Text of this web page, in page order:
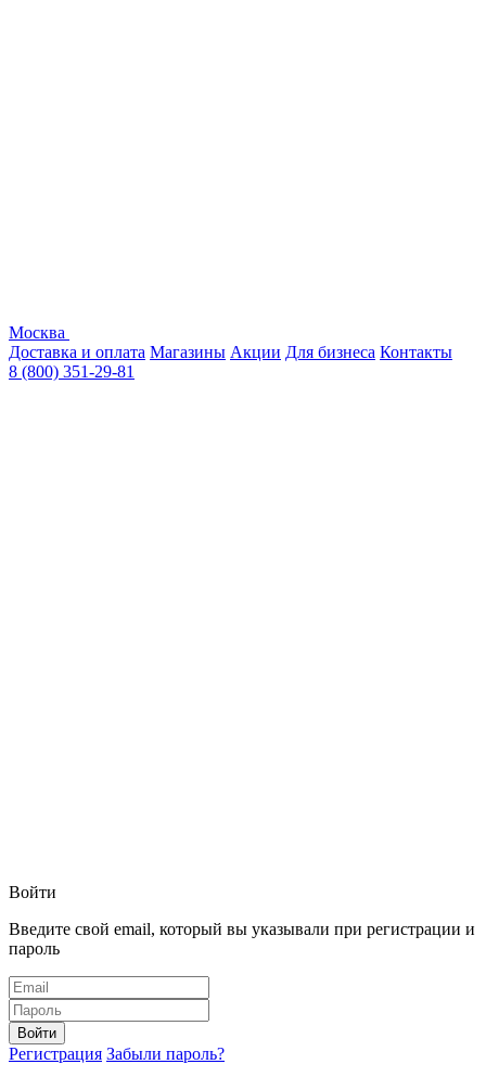
Москва
Доставка и оплата Магазины Акции Для бизнеса Контакты
8 (800) 351-29-81
Войти
Введите свой email, который вы указывали при регистрации и
пароль
Войти
Регистрация Забыли пароль?